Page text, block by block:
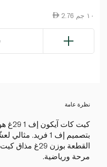
2.76 ١٠ جم
نظرة عامة
كيت
بتصميم إف 1 فريد.
القطعة بوزن
مرحة ورياضية.